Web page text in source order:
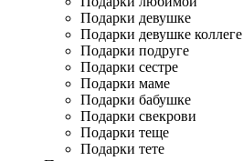
Подарки девушке
Подарки девушке коллеге
Подарки подруге
Подарки сестре
Подарки маме
Подарки бабушке
Подарки свекрови
Подарки теще
Подарки тете